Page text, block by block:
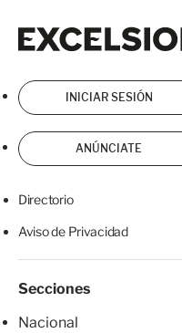
INICIAR SESIÓN
ANÚNCIATE
Directorio
Aviso de Privacidad
Secciones
Nacional